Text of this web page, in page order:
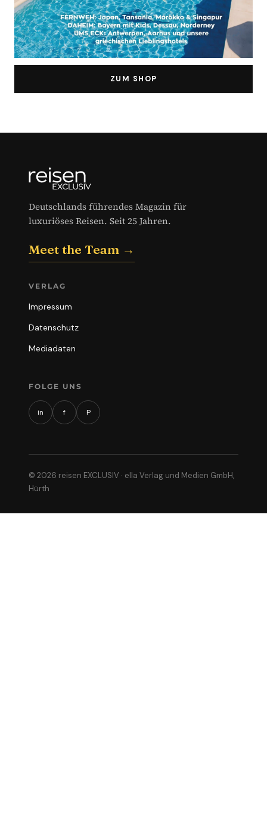
ZUM SHOP
Deutschlands führendes Magazin für
luxuriöses Reisen. Seit 25 Jahren.
Meet the Team →
VERLAG
Impressum
Datenschutz
Mediadaten
FOLGE UNS
in f P
© 2026 reisen EXCLUSIV · ella Verlag und Medien GmbH,
Hürth